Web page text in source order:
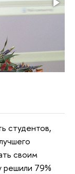
студентов,
своим
решили 79%